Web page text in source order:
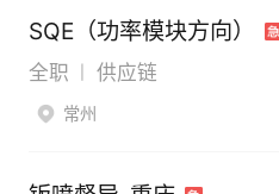
SQE（功率模块方向）
全职 供应链
常州